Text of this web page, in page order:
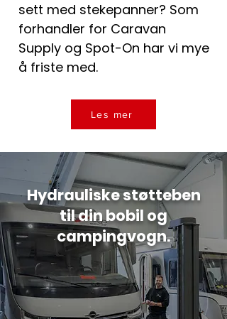
sett med stekepanner? Som
forhandler for Caravan
Supply og Spot-On har vi mye
å friste med.
Les mer
Hydrauliske støtteben
til din bobil og
campingvogn.